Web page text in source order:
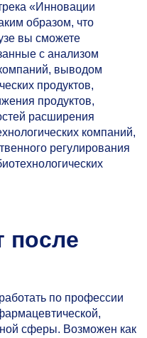
«Инновации
образом, что
вы сможете
с анализом
выводом
продуктов,
продуктов,
расширения
компаний,
регулирования
после
по профессии
сферы. Возможен как